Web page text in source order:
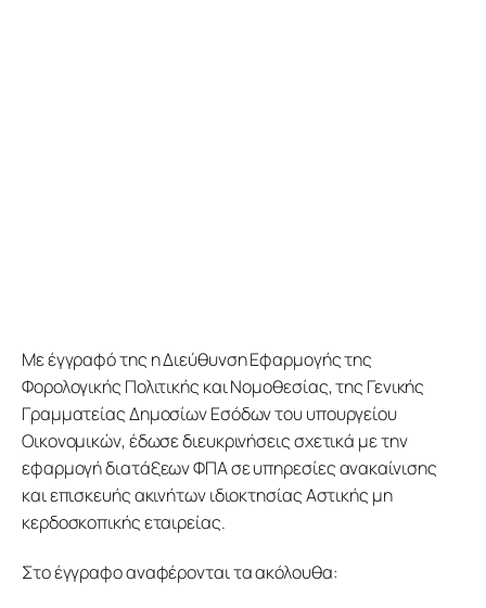
Με έγγραφό της η Διεύθυνση Εφαρμογής της
Φορολογικής Πολιτικής και Νομοθεσίας, της Γενικής
Γραμματείας Δημοσίων Εσόδων του υπουργείου
Οικονομικών, έδωσε διευκρινήσεις σχετικά με την
εφαρμογή διατάξεων ΦΠΑ σε υπηρεσίες ανακαίνισης
και επισκευής ακινήτων ιδιοκτησίας Αστικής μη
κερδοσκοπικής εταιρείας.
Στο έγγραφο αναφέρονται τα ακόλουθα: